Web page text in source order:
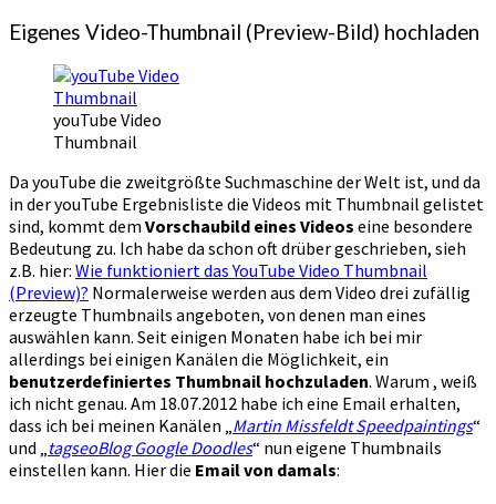
Eigenes Video-Thumbnail (Preview-Bild) hochladen
youTube Video
Thumbnail
Da youTube die zweitgrößte Suchmaschine der Welt ist, und da
in der youTube Ergebnisliste die Videos mit Thumbnail gelistet
sind, kommt dem Vorschaubild eines Videos eine besondere
Bedeutung zu. Ich habe da schon oft drüber geschrieben, sieh
z.B. hier: Wie funktioniert das YouTube Video Thumbnail
(Preview)? Normalerweise werden aus dem Video drei zufällig
erzeugte Thumbnails angeboten, von denen man eines
auswählen kann. Seit einigen Monaten habe ich bei mir
allerdings bei einigen Kanälen die Möglichkeit, ein
benutzerdefiniertes Thumbnail hochzuladen. Warum , weiß
ich nicht genau. Am 18.07.2012 habe ich eine Email erhalten,
dass ich bei meinen Kanälen „Martin Missfeldt Speedpaintings“
und „tagseoBlog Google Doodles“ nun eigene Thumbnails
einstellen kann. Hier die Email von damals: